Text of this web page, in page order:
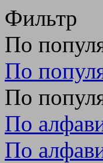
Фильтр
По
По
По
По
По